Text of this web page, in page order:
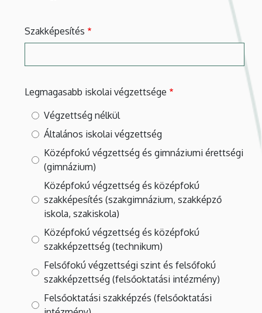
Szakképesítés
Legmagasabb iskolai végzettsége
Végzettség nélkül
Általános iskolai végzettség
Középfokú végzettség és gimnáziumi érettségi
(gimnázium)
Középfokú végzettség és középfokú
szakképesítés (szakgimnázium, szakképző
iskola, szakiskola)
Középfokú végzettség és középfokú
szakképzettség (technikum)
Felsőfokú végzettségi szint és felsőfokú
szakképzettség (felsőoktatási intézmény)
Felsőoktatási szakképzés (felsőoktatási